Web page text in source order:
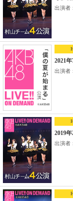
出演者
2021
出演者
2019
出演者